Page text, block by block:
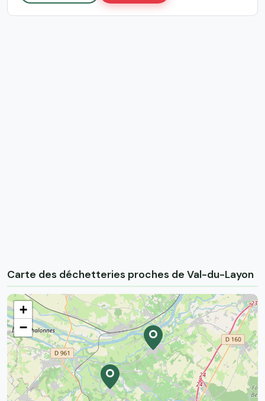
Carte des déchetteries proches de Val-du-Layon
+
−